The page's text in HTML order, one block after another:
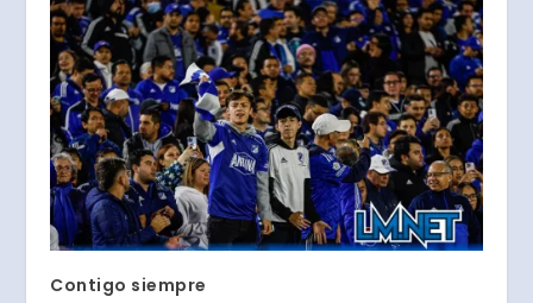
Contigo siempre